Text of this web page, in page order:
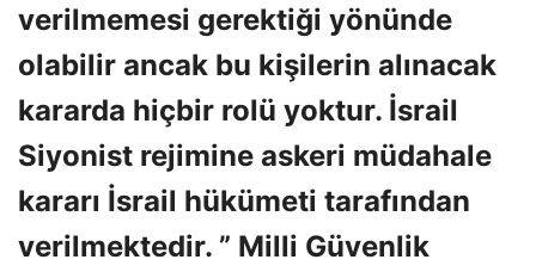
verilmemesi gerektiği yönünde
olabilir ancak bu kişilerin alınacak
kararda hiçbir rolü yoktur. İsrail
Siyonist rejimine askeri müdahale
kararı İsrail hükümeti tarafından
verilmektedir. ” Milli Güvenlik